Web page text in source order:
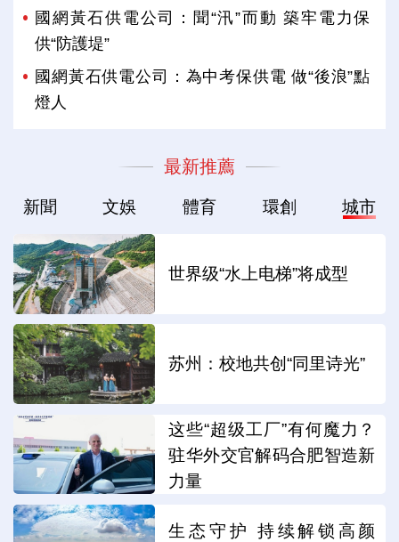
國網黃石供電公司：聞“汛”而動 築牢電力保
供“防護堤”
國網黃石供電公司：為中考保供電 做“後浪”點
燈人
最新推薦
新聞 文娛 體育 環創 城市
世界级“水上电梯”将成型
苏州：校地共创“同里诗光”
这些“超级工厂”有何魔力？
驻华外交官解码合肥智造新
力量
生态守护 持续解锁高颜